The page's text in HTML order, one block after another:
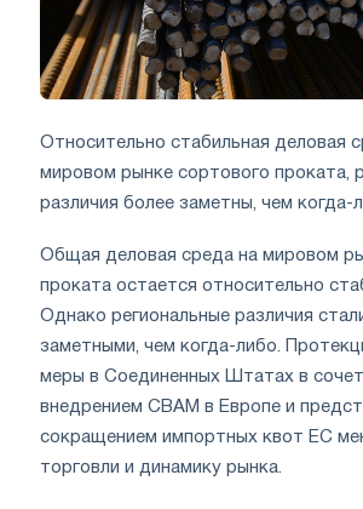
Относительно стабильная деловая
мировом рынке сортового проката,
различия более заметны, чем когда-
Общая деловая среда на мировом
проката остается относительно
Однако региональные различия
заметными, чем когда-либо.
меры в Соединенных Штатах в
внедрением CBAM в Европе и
сокращением импортных квот ЕС
торговли и динамику рынка.